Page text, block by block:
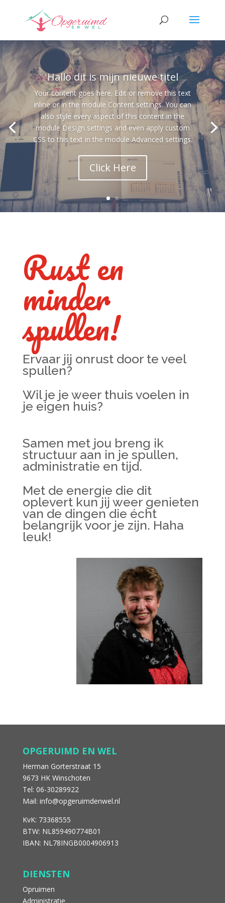
Hallo dit is mijn nieuwe titel
Your content goes here. Edit or remove this text
inline or in the module Content settings. You can
also style every aspect of this content in the
module Design settings and even apply custom
CSS to this text in the module Advanced settings.
Click Here
Rust en
minder
spullen!
Ervaar jij onrust door te veel
spullen?
Wil je je weer thuis voelen in
je eigen huis?
Samen met jou breng ik
structuur aan in je spullen,
administratie en tijd.
Met de energie die dit
oplevert kun jij weer genieten
van de dingen die écht
belangrijk voor je zijn. Haha
leuk!
OPGERUIMD EN WEL
Herman Gorterstraat 15
9673 HK Winschoten
Tel: 06-30289922
Mail: info@opgeruimdenwel.nl
KvK: 73368555
BTW: NL859490774B01
IBAN: NL78INGB0004906913
DIENSTEN
Opruimen
Administratie